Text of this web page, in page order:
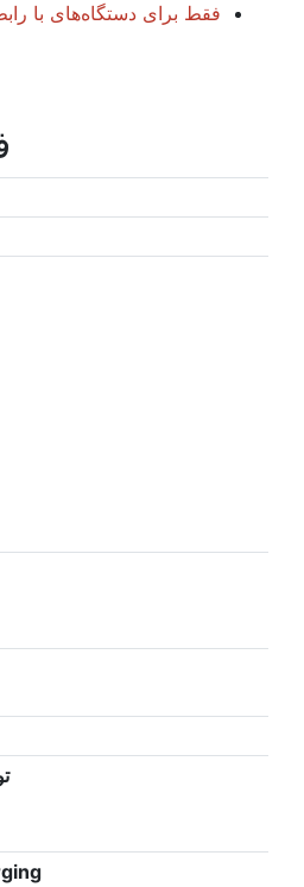
فقط برای دستگاه‌های با رابط